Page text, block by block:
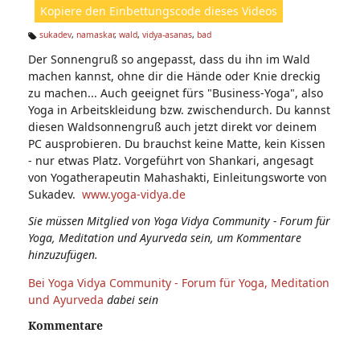
Kopiere den Einbettungscode dieses Videos
g
s:
sukadev, namaskar, wald, vidya-asanas, bad
Der Sonnengruß so angepasst, dass du ihn im Wald
machen kannst, ohne dir die Hände oder Knie dreckig
zu machen... Auch geeignet fürs "Business-Yoga", also
Yoga in Arbeitskleidung bzw. zwischendurch. Du kannst
diesen Waldsonnengruß auch jetzt direkt vor deinem
PC ausprobieren. Du brauchst keine Matte, kein Kissen
- nur etwas Platz. Vorgeführt von Shankari, angesagt
von Yogatherapeutin Mahashakti, Einleitungsworte von
Sukadev. www.yoga-vidya.de
Sie müssen Mitglied von Yoga Vidya Community - Forum für
Yoga, Meditation und Ayurveda sein, um Kommentare
hinzuzufügen.
Bei Yoga Vidya Community - Forum für Yoga, Meditation
und Ayurveda dabei sein
Kommentare